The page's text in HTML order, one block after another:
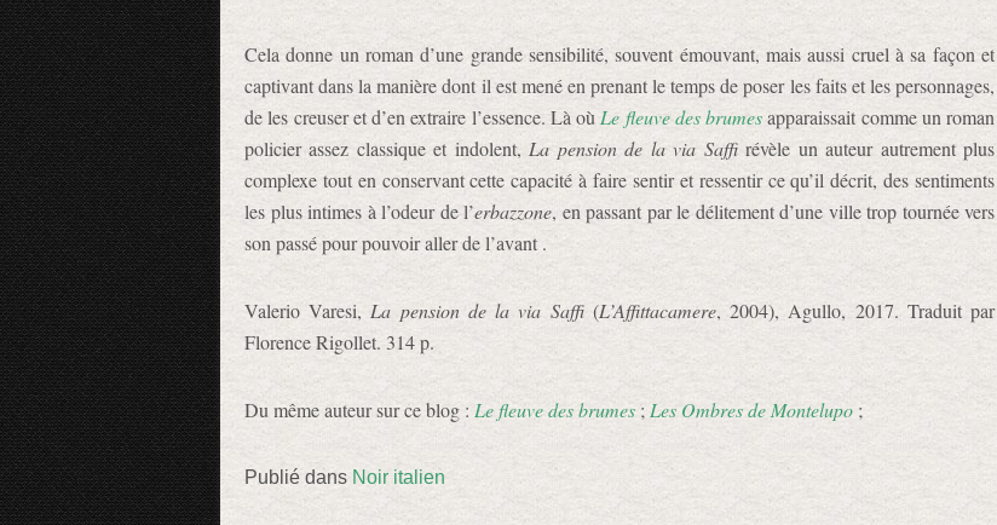
Cela donne un roman d’une grande sensibilité, souvent émouvant, mais aussi cruel à sa façon et
captivant dans la manière dont il est mené en prenant le temps de poser les faits et les personnages,
de les creuser et d’en extraire l’essence. Là où Le fleuve des brumesapparaissait comme un roman
policier assez classique et indolent, La pension de la via Saffirévèle un auteur autrement plus
complexe tout en conservant cette capacité à faire sentir et ressentir ce qu’il décrit, des sentiments
les plus intimes à l’odeur de l’erbazzone, en passant par le délitement d’une ville trop tournée vers
son passé pour pouvoir aller de l’avant .
Valerio Varesi, La pension de la via Saffi(L’Affittacamere, 2004), Agullo, 2017. Traduit par
Florence Rigollet. 314 p.
Du même auteur sur ce blog : Le fleuve des brumes ; Les Ombres de Montelupo ;
Publié dans Noir italien